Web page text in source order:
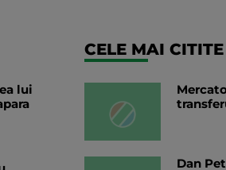
lui
CELE MAI CITITE
Dan